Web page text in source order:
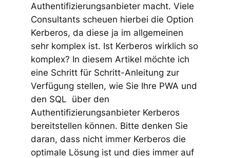
Authentifizierungsanbieter macht. Viele
Consultants scheuen hierbei die Option
Kerberos, da diese ja im allgemeinen
sehr komplex ist. Ist Kerberos wirklich so
komplex? In diesem Artikel möchte ich
eine Schritt für Schritt-Anleitung zur
Verfügung stellen, wie Sie Ihre PWA und
den SQL über den
Authentifizierungsanbieter Kerberos
bereitstellen können. Bitte denken Sie
daran, dass nicht immer Kerberos die
optimale Lösung ist und dies immer auf